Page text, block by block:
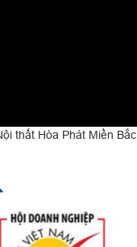
thất Hòa Phát Miền Bắc